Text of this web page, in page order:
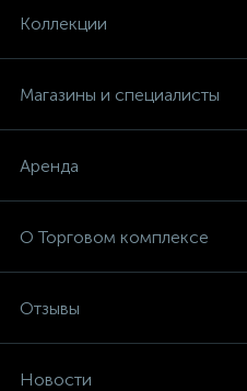
Коллекции
Магазины и специалисты
Аренда
О Торговом комплексе
Отзывы
Новости